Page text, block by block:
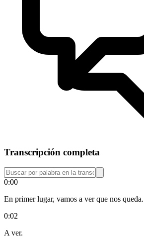
Transcripción completa
0:00
En primer lugar, vamos a ver que nos queda.
0:02
A ver.